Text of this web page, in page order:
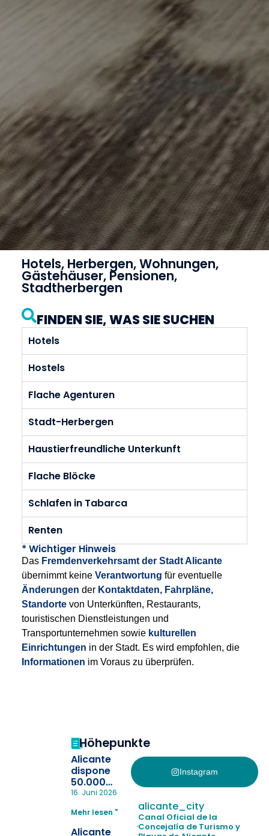
Hotels, Herbergen, Wohnungen,
Gästehäuser, Pensionen,
Stadtherbergen
FINDEN SIE, WAS SIE SUCHEN
Hotels
Hostels
Flache Agenturen
Stadt-Herbergen
Haustierfreundliche Unterkunft
Flache Blöcke
Schlafen in Tabarca
Renten
* Wichtiger Hinweis
Das Fremdenverkehrsamt der Stadt Alicante
übernimmt keine Verantwortung für eventuelle
Änderungen der Kontaktdaten, Fahrpläne,
Standortevon Unterkünften, Restaurants,
touristischen Dienstleistungen und
Transportunternehmen sowie kulturellen
Einrichtungen in der Stadt. Es wird empfohlen, die
Informationen im Voraus zu überprüfen.
Höhepunkte
Alicante
dispone
50.000
pulseras
la
pérdida de niños
16. Juni 2026
Mehr lesen "
Alicante
Instagram
alicante_city
Canal Oficial de la
Concejalía de Turismo y